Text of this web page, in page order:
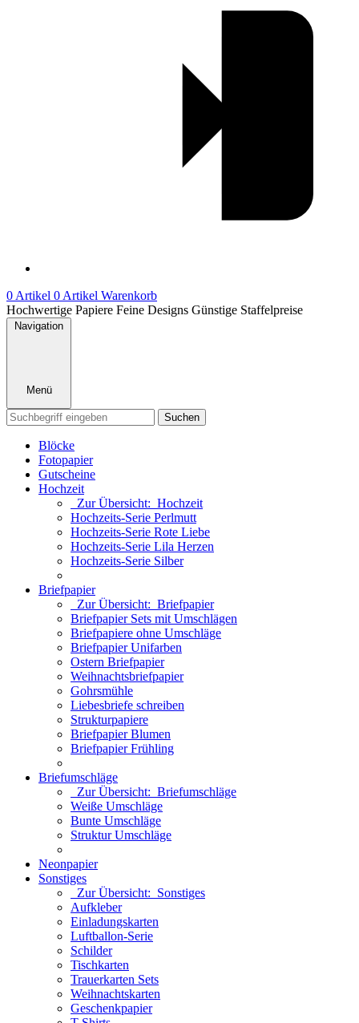
0 Artikel 0 Artikel Warenkorb
Hochwertige Papiere Feine Designs Günstige Staffelpreise
Navigation
Menü
Suchen
Blöcke
Fotopapier
Gutscheine
Hochzeit
Zur Übersicht: Hochzeit
Hochzeits-Serie Perlmutt
Hochzeits-Serie Rote Liebe
Hochzeits-Serie Lila Herzen
Hochzeits-Serie Silber
Briefpapier
Zur Übersicht: Briefpapier
Briefpapier Sets mit Umschlägen
Briefpapiere ohne Umschläge
Briefpapier Unifarben
Ostern Briefpapier
Weihnachtsbriefpapier
Gohrsmühle
Liebesbriefe schreiben
Strukturpapiere
Briefpapier Blumen
Briefpapier Frühling
Briefumschläge
Zur Übersicht: Briefumschläge
Weiße Umschläge
Bunte Umschläge
Struktur Umschläge
Neonpapier
Sonstiges
Zur Übersicht: Sonstiges
Aufkleber
Einladungskarten
Luftballon-Serie
Schilder
Tischkarten
Trauerkarten Sets
Weihnachtskarten
Geschenkpapier